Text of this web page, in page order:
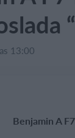
13:00
Benjamin A